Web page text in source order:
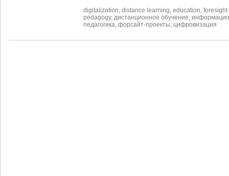
digitalization distance learning education foresight
pedagogy, дистанционное обучение
педагогика форсайт-проекты цифровизация